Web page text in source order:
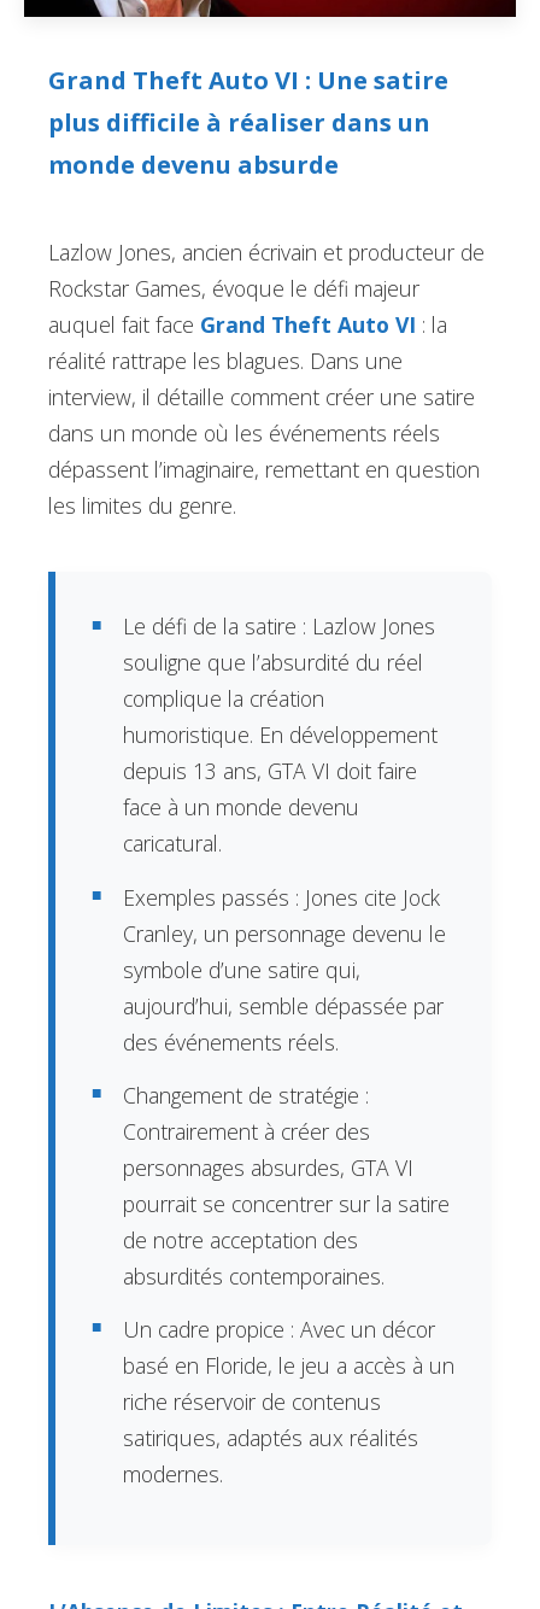
Grand Theft Auto VI : Une satire
plus difficile à réaliser dans un
monde devenu absurde
Lazlow Jones, ancien écrivain et producteur de
Rockstar Games, évoque le défi majeur
auquel fait face Grand Theft Auto VI : la
réalité rattrape les blagues. Dans une
interview, il détaille comment créer une satire
dans un monde où les événements réels
dépassent l’imaginaire, remettant en question
les limites du genre.
Le défi de la satire : Lazlow Jones
souligne que l’absurdité du réel
complique la création
humoristique. En développement
depuis 13 ans, GTA VI doit faire
face à un monde devenu
caricatural.
Exemples passés : Jones cite Jock
Cranley, un personnage devenu le
symbole d’une satire qui,
aujourd’hui, semble dépassée par
des événements réels.
Changement de stratégie :
Contrairement à créer des
personnages absurdes, GTA VI
pourrait se concentrer sur la satire
de notre acceptation des
absurdités contemporaines.
Un cadre propice : Avec un décor
basé en Floride, le jeu a accès à un
riche réservoir de contenus
satiriques, adaptés aux réalités
modernes.